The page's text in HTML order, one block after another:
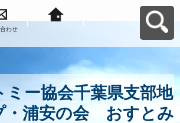
わせ
ミー協会千葉県支部地
・浦安の会 おすとみ